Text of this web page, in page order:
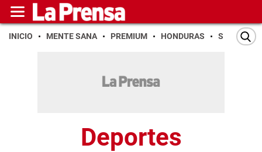
INICIO MENTE SANA PREMIUM HONDURAS SAN PEDRO
Deportes